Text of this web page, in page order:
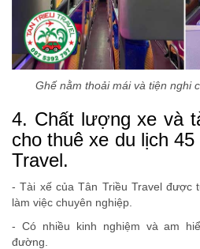
Ghế nằm thoải mái và tiện nghi
4. Chất lượng xe và
cho thuê xe du lịch
Travel.
- Tài xế của Tân Triều Travel được
làm việc chuyên nghiệp.
- Có nhiều kinh nghiệm và am
đường.